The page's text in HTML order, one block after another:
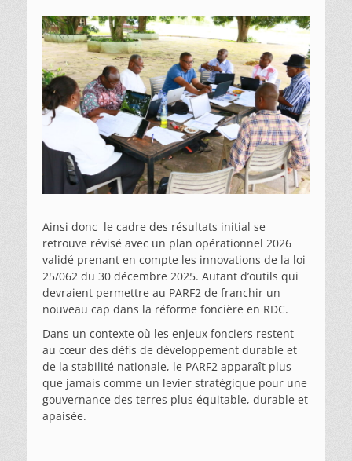
Ainsi donc le cadre des résultats initial se
retrouve révisé avec un plan opérationnel 2026
validé prenant en compte les innovations de la loi
25/062 du 30 décembre 2025. Autant d’outils qui
devraient permettre au PARF2 de franchir un
nouveau cap dans la réforme foncière en RDC.
Dans un contexte où les enjeux fonciers restent
au cœur des défis de développement durable et
de la stabilité nationale, le PARF2 apparaît plus
que jamais comme un levier stratégique pour une
gouvernance des terres plus équitable, durable et
apaisée.